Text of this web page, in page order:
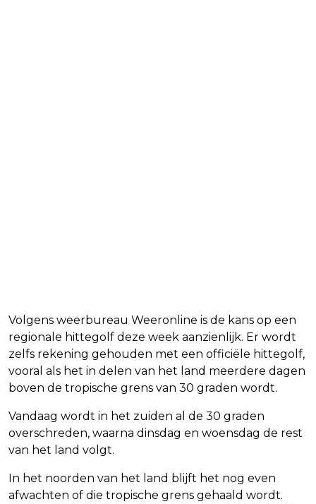
Volgens weerbureau Weeronline is de kans op een
regionale hittegolf deze week aanzienlijk. Er wordt
zelfs rekening gehouden met een officiële hittegolf,
vooral als het in delen van het land meerdere dagen
boven de tropische grens van 30 graden wordt.
Vandaag wordt in het zuiden al de 30 graden
overschreden, waarna dinsdag en woensdag de rest
van het land volgt.
In het noorden van het land blijft het nog even
afwachten of die tropische grens gehaald wordt.